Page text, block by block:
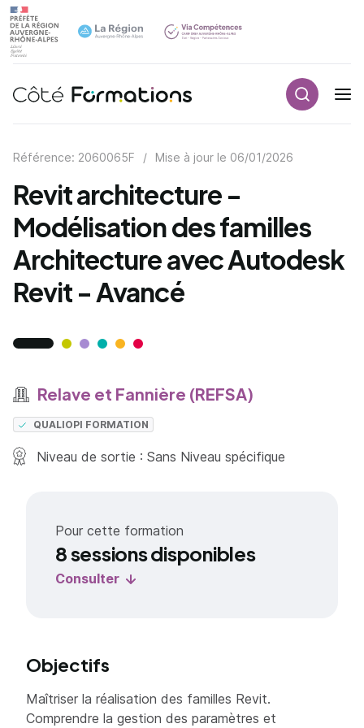
Navigation principale
Référence: 2060065F / Mise à jour le 06/01/2026
Revit architecture -
Modélisation des familles
Architecture avec Autodesk
Revit - Avancé
Relave et Fannière (REFSA)
QUALIOPI FORMATION
Niveau de sortie : Sans Niveau spécifique
Pour cette formation
8 sessions disponibles
Consulter
Objectifs
Maîtriser la réalisation des familles Revit.
Comprendre la gestion des paramètres et